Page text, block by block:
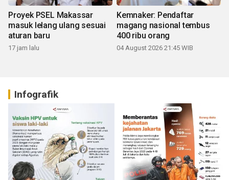
Proyek PSEL Makassar
masuk lelang ulang sesuai
aturan baru
17 jam lalu
Kemnaker: Pendaftar
magang nasional tembus
400 ribu orang
04 August 2026 21:45 WIB
Infografik